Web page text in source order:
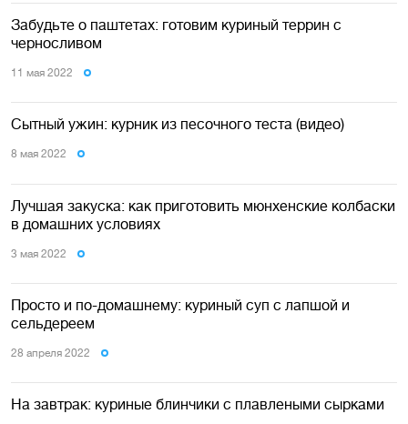
Забудьте о паштетах: готовим куриный террин с
черносливом
11 мая 2022
Сытный ужин: курник из песочного теста (видео)
8 мая 2022
Лучшая закуска: как приготовить мюнхенские колбаски
в домашних условиях
3 мая 2022
Просто и по-домашнему: куриный суп с лапшой и
сельдереем
28 апреля 2022
На завтрак: куриные блинчики с плавлеными сырками